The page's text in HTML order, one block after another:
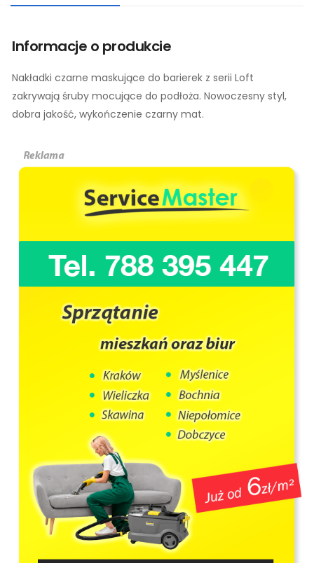
Informacje o produkcie
Nakładki czarne maskujące do barierek z serii Loft
zakrywają śruby mocujące do podłoża. Nowoczesny styl,
dobra jakość, wykończenie czarny mat.